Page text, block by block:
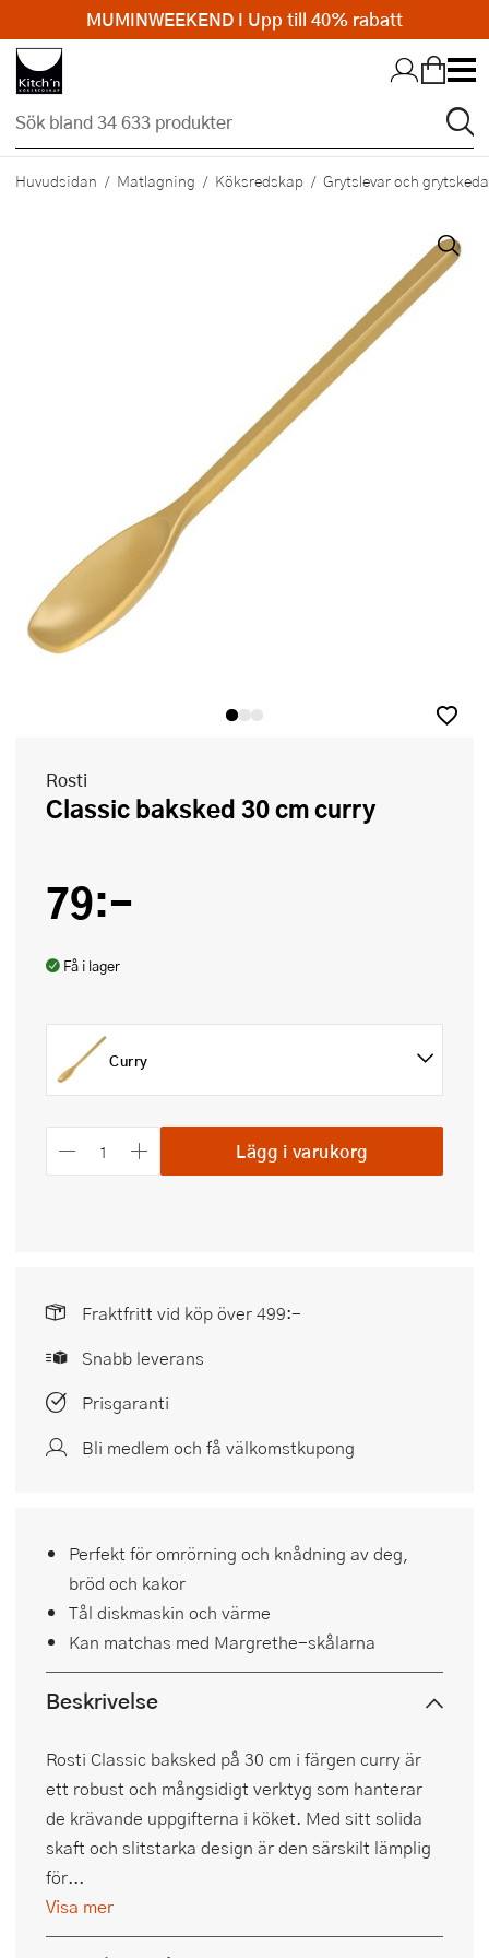
Hopp till huvudinnehållet
Huvudsidan Matlagning Köksredskap Grytslevar och
Rosti
Classic baksked 30 cm curry
79:-
Få i lager
Curry
Lägg i varukorg
Fraktfritt vid köp över 499:-
Snabb leverans
Prisgaranti
Bli medlem och få välkomstkupong
Perfekt för omrörning och knådning av deg,
bröd och kakor
Tål diskmaskin och värme
Kan matchas med Margrethe-skålarna
Beskrivelse
Rosti Classic baksked på 30 cm i färgen curry är
ett robust och mångsidigt verktyg som hanterar
de krävande uppgifterna i köket. Med sitt solida
skaft och slitstarka design är den särskilt lämplig
för...
Visa mer
MUMINWEEKEND I Upp till 40% rabatt